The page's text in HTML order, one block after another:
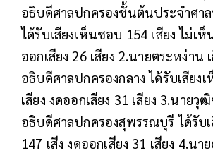
อธิบดีศาลปกครองชั้นต้นประจำศา
ได้รับเสียงเห็นชอบ 154 เสียง ไม่เห็
ออกเสียง 26 เสียง 2.นายตระหง่าน
อธิบดีศาลปกครองกลาง ได้รับเสียง
เสียง งดออกเสียง 31 เสียง 3.นายวุ
อธิบดีศาลปกครองสุพรรณบุรี ได้รับ
147 เสีง งดออกเสียง 31 เสียง 4.น